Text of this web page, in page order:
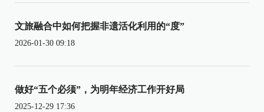
文旅融合中如何把握非遗活化利用的“度”
2026-01-30 09:18
做好“五个必须”，为明年经济工作开好局
2025-12-29 17:36